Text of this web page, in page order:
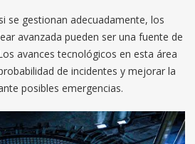
se gestionan adecuadamente, los
avanzada pueden ser una fuente de
avances tecnológicos en esta área
de incidentes y mejorar la
posibles emergencias.